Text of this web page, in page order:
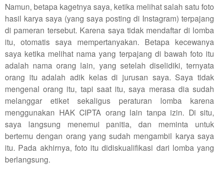
Namun, betapa kagetnya saya, ketika melihat salah satu foto
hasil karya saya (yang saya posting di Instagram) terpajang
di pameran tersebut. Karena saya tidak mendaftar di lomba
itu, otomatis saya mempertanyakan. Betapa kecewanya
saya ketika melihat nama yang terpajang di bawah foto itu
adalah nama orang lain, yang setelah diselidiki, ternyata
orang itu adalah adik kelas di jurusan saya. Saya tidak
mengenal orang itu, tapi saat itu, saya merasa dia sudah
melanggar etiket sekaligus peraturan lomba karena
menggunakan HAK CIPTA orang lain tanpa izin. Di situ,
saya langsung menemui panitia, dan meminta untuk
bertemu dengan orang yang sudah mengambil karya saya
itu. Pada akhirnya, foto itu didiskualifikasi dari lomba yang
berlangsung.